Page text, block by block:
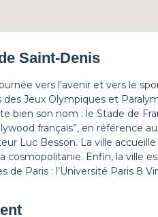
Saint-Denis
vers l’avenir et vers le
Jeux Olympiques et
bien son nom : le Stade de
français”, en référence
Luc Besson. La ville
cosmopolitanie. Enfin, la ville
de Paris : l’Université Paris 8